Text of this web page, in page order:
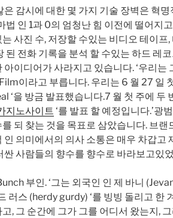
은 감시에 대한 몇 가지 기술 장벽은 혁명
법 인 1과 0의 엄청난 힘 이전에 떨어지
사진 수, 저장할 수있는 비디오 테이프,
된 전화 기록을 분석 할 수있는 하드 레
아이디어가 사라지고 있습니다. ‘우리는
이라고 부릅니다. 우리는 6 월 27 일
‘을 방금 발표했습니다.7 월 첫 주에 두
지노사이트 ‘를 발표 할 예정입니다.’광
되 찾는 것을 목표로 삼았습니다. 브랜
인 의미에서의 의사 소통은 매우 차갑고
싼 사람들의 향수를 향수로 바라보고있
부인. ‘그는 외국인 인 제 바니
러스 (herdy gurdy) ‘를 빙빙 돌리고 한
, 그 순간에 그가 그를 어디서 왔는지,